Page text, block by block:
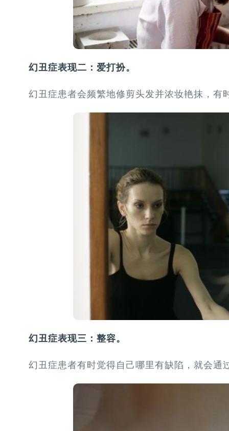
幻丑症表现二：爱打扮。
幻丑症患者会频繁地修剪头发并浓妆艳抹，
幻丑症表现三：整容。
幻丑症患者有时觉得自己哪里有缺陷，就会